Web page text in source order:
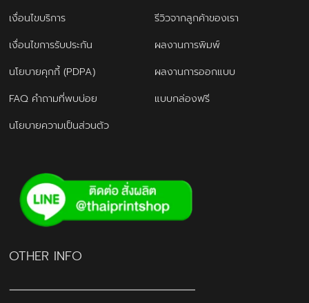
เงื่อนไขบริการ
รีวิวจากลูกค้าของเรา
เงื่อนไขการรับประกัน
ผลงานการพิมพ์
นโยบายคุกกี้ (PDPA)
ผลงานการออกแบบ
FAQ คำถามที่พบบ่อย
แบบกล่องฟรี
นโยบายความเป็นส่วนตัว
OTHER INFO